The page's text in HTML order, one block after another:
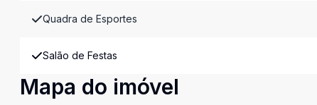
Quadra de Esportes
Salão de Festas
Mapa do imóvel